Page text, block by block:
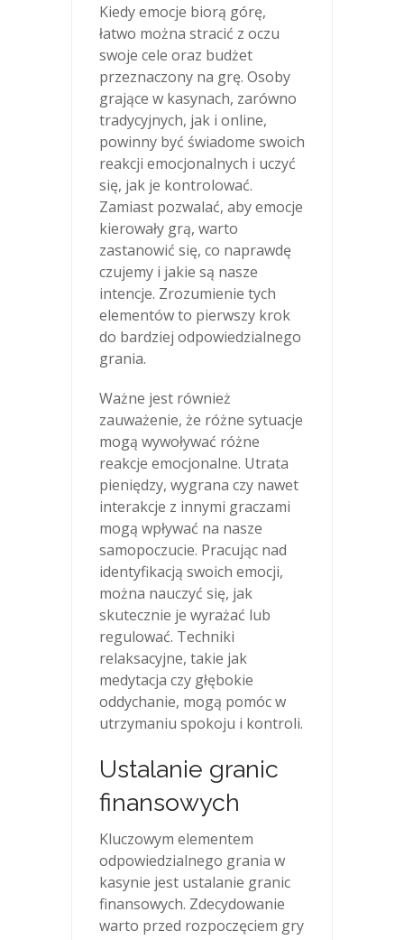
Kiedy emocje biorą górę,
łatwo można stracić z oczu
swoje cele oraz budżet
przeznaczony na grę. Osoby
grające w kasynach, zarówno
tradycyjnych, jak i online,
powinny być świadome swoich
reakcji emocjonalnych i uczyć
się, jak je kontrolować.
Zamiast pozwalać, aby emocje
kierowały grą, warto
zastanowić się, co naprawdę
czujemy i jakie są nasze
intencje. Zrozumienie tych
elementów to pierwszy krok
do bardziej odpowiedzialnego
grania.
Ważne jest również
zauważenie, że różne sytuacje
mogą wywoływać różne
reakcje emocjonalne. Utrata
pieniędzy, wygrana czy nawet
interakcje z innymi graczami
mogą wpływać na nasze
samopoczucie. Pracując nad
identyfikacją swoich emocji,
można nauczyć się, jak
skutecznie je wyrażać lub
regulować. Techniki
relaksacyjne, takie jak
medytacja czy głębokie
oddychanie, mogą pomóc w
utrzymaniu spokoju i kontroli.
Ustalanie granic
finansowych
Kluczowym elementem
odpowiedzialnego grania w
kasynie jest ustalanie granic
finansowych. Zdecydowanie
warto przed rozpoczęciem gry